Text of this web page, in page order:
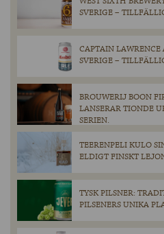
SVERIGE –
CAPTAIN LAWRENCE
SVERIGE –
BROUWERIJ BOON
LANSERAR TIONDE
SERIEN.
TEERENPELI KULO
ELDIGT FINSKT
TYSK PILSNER:
PILSENERS UNIKA